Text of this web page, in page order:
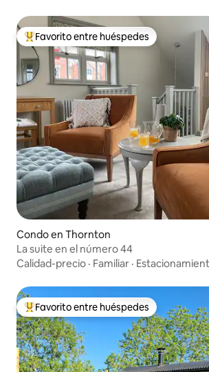
Favorito entre huéspedes preferido
Favorito entre huéspedes
Condo en Thornton
La suite en el número 44
Calidad-precio · Familiar ·
Favorito entre huéspedes preferido
Favorito entre huéspedes